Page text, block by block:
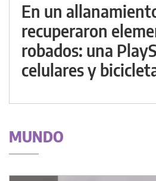
En un
recuperaron
robados: una
celulares y
MUNDO